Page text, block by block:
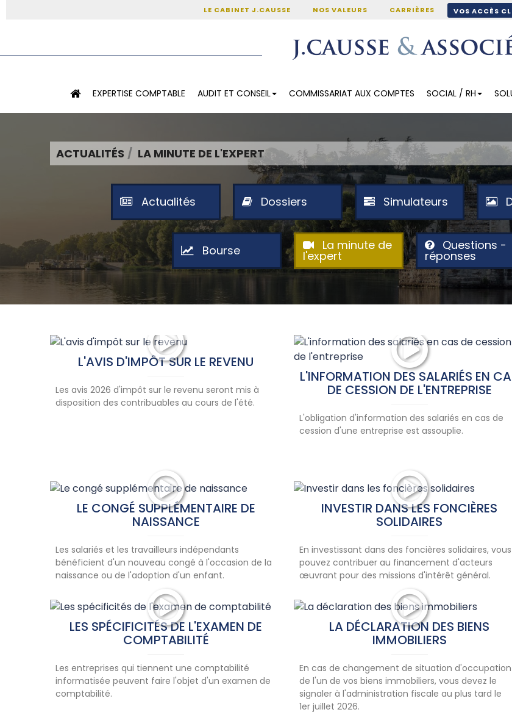
EXPERTISE COMPTABLE AUDIT ET CONSEIL COMMISSARIAT AUX COMPTES SOCIAL / RH
LE CABINET J.CAUSSE NOS VALEURS CARRIÈRES VOS ACCÈS
ACTUALITÉS LA MINUTE DE L'EXPERT
Actualités Dossiers Simulateurs
Bourse La minute de
l'expert
Questions -
réponses
L'AVIS D'IMPÔT SUR LE REVENU
Les avis 2026 d'impôt sur le revenu seront mis à
disposition des contribuables au cours de l'été.
L'INFORMATION DES SALARIÉS EN
DE CESSION DE L'ENTREPRISE
L'obligation d'information des salariés en cas de
cession d'une entreprise est assouplie.
LE CONGÉ SUPPLÉMENTAIRE DE
NAISSANCE
Les salariés et les travailleurs indépendants
bénéficient d'un nouveau congé à l'occasion de la
naissance ou de l'adoption d'un enfant.
INVESTIR DANS LES FONCIÈRES
SOLIDAIRES
En investissant dans des foncières solidaires, vous
pouvez contribuer au financement d'acteurs
œuvrant pour des missions d'intérêt général.
LES SPÉCIFICITÉS DE L'EXAMEN DE
COMPTABILITÉ
Les entreprises qui tiennent une comptabilité
informatisée peuvent faire l'objet d'un examen de
comptabilité.
LA DÉCLARATION DES BIENS
IMMOBILIERS
En cas de changement de situation d'occupation
de l'un de vos biens immobiliers, vous devez le
signaler à l'administration fiscale au plus tard le
1er juillet 2026.